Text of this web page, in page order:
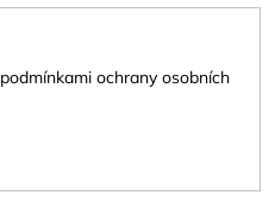
podmínkami ochrany osobních